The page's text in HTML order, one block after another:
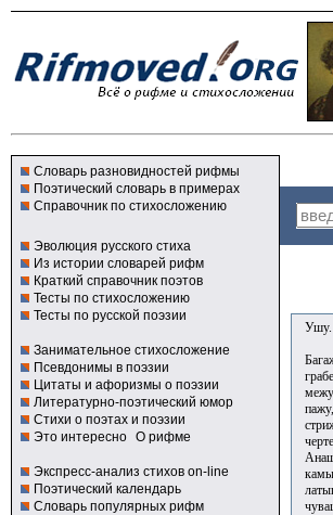
Словарь разновидностей рифмы
Поэтический словарь в примерах
Справочник по стихосложению
Эволюция русского стиха
Из истории словарей рифм
Краткий справочник поэтов
Тесты по стихосложению
Тесты по русской поэзии
Занимательное стихосложение
Псевдонимы в поэзии
Цитаты и афоризмы о поэзии
Литературно-поэтический юмор
Стихи о поэтах и поэзии
Это интересно О рифме
Экспресс-анализ стихов on-line
Поэтический календарь
Словарь популярных рифм
Ушу.